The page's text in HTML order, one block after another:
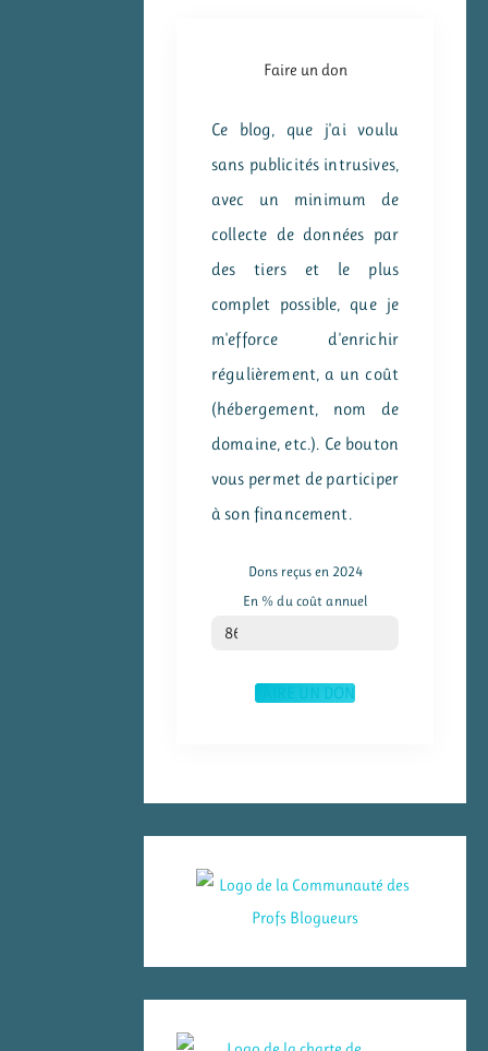
Faire un don
Ce blog, que j'ai voulu
sans publicités intrusives,
avec un minimum de
collecte de données par
des tiers et le plus
complet possible, que je
m'efforce d'enrichir
régulièrement, a un coût
(hébergement, nom de
domaine, etc.). Ce bouton
vous permet de participer
à son financement.
Dons reçus en 2024
En % du coût annuel
% du coût annuel
86
FAIRE UN DON